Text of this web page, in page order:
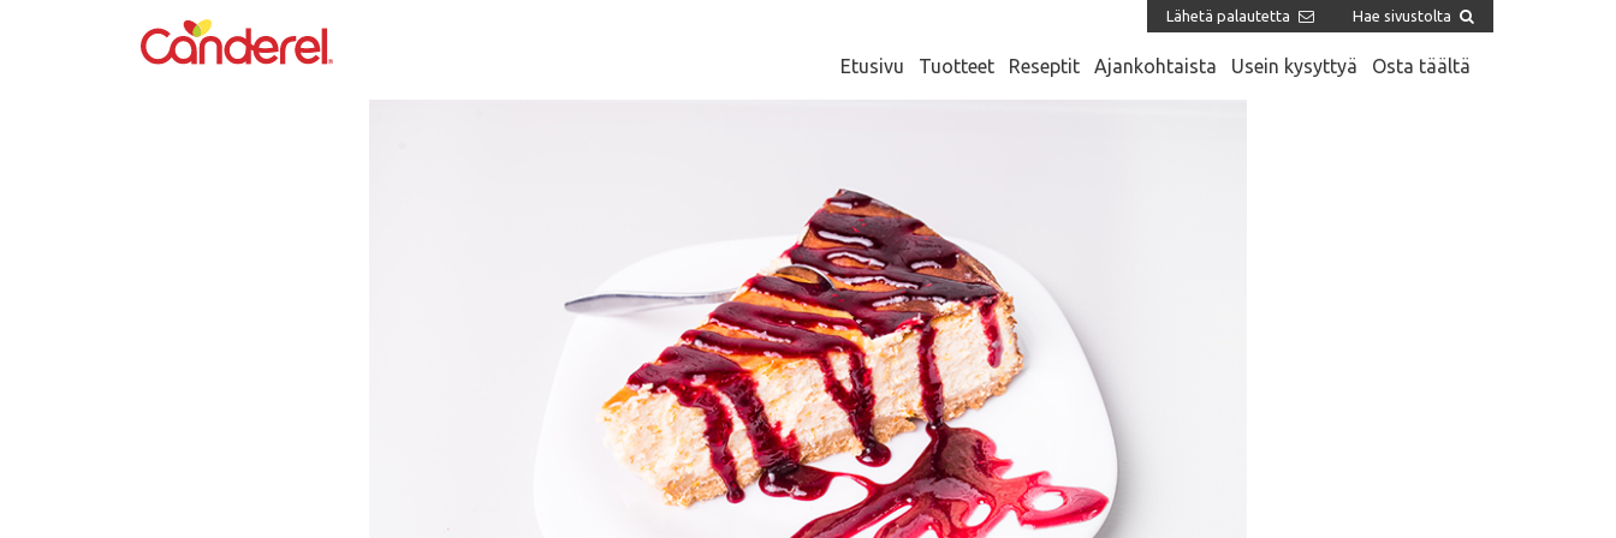
Etusivu Tuotteet Reseptit Ajankohtaista Usein kysyttyä Osta täältä
Lähetä palautetta Hae sivustolta